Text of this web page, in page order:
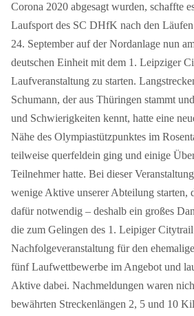
Corona 2020 abgesagt wurden, schaffte
Laufsport des SC DHfK nach den
24. September auf der Nordanlage nun
deutschen Einheit mit dem 1. Leipziger
Laufveranstaltung zu starten.
Schumann, der aus Thüringen stammt
und Schwierigkeiten kennt, hatte eine
Nähe des Olympiastützpunktes im
teilweise querfeldein ging und einige
Teilnehmer hatte. Bei dieser
wenige Aktive unserer Abteilung starten,
dafür notwendig – deshalb ein großes
die zum Gelingen des 1. Leipiger
Nachfolgeveranstaltung für den
fünf Laufwettbewerbe im Angebot und
Aktive dabei. Nachmeldungen waren
bewährten Streckenlängen 2, 5 und 10